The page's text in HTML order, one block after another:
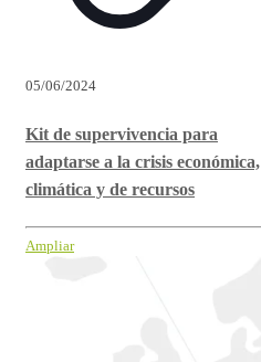
05/06/2024
Kit de supervivencia para
adaptarse a la crisis económica,
climática y de recursos
Ampliar